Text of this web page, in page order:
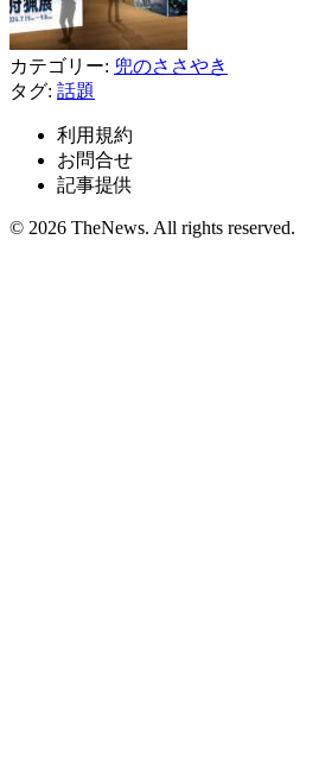
カテゴリー: 兜のささやき
タグ: 話題
利用規約
お問合せ
記事提供
© 2026 TheNews. All rights reserved.